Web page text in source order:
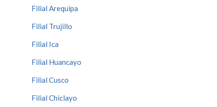
Filial Arequipa
Filial Trujillo
Filial Ica
Filial Huancayo
Filial Cusco
Filial Chiclayo